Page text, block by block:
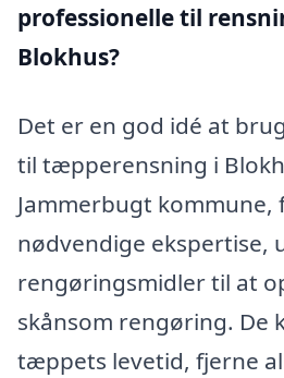
professionelle til
Blokhus?
Det er en god idé at
til tæpperensning i
Jammerbugt kommune,
nødvendige ekspertise,
rengøringsmidler til at
skånsom rengøring. De
tæppets levetid, fjerne